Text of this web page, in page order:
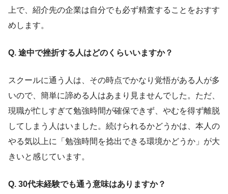
上で、紹介先の企業は自分でも必ず精査することをおすす
めします。
Q. 途中で挫折する人はどのくらいいますか？
スクールに通う人は、その時点でかなり覚悟がある人が多
いので、簡単に諦める人はあまり見ませんでした。ただ、
現職が忙しすぎて勉強時間が確保できず、やむを得ず離脱
してしまう人はいました。続けられるかどうかは、本人の
やる気以上に「勉強時間を捻出できる環境かどうか」が大
きいと感じています。
Q. 30代未経験でも通う意味はありますか？